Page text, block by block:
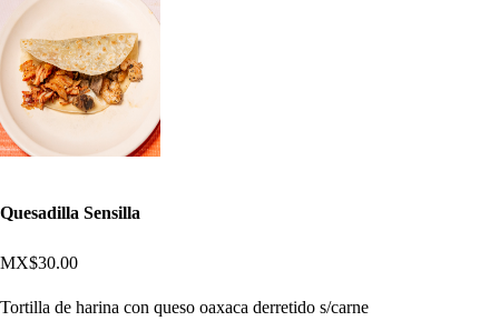
Quesadilla Sensilla
MX$30.00
Tortilla de harina con queso oaxaca derretido s/carne